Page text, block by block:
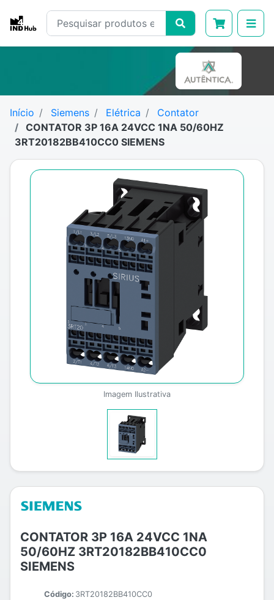
Início Siemens Elétrica
Contator
CONTATOR 3P 16A 24VCC 1NA 50/60HZ
3RT20182BB410CC0 SIEMENS
Imagem Ilustrativa
CONTATOR 3P 16A 24VCC 1NA
50/60HZ 3RT20182BB410CC0
SIEMENS
Código: 3RT20182BB410CC0